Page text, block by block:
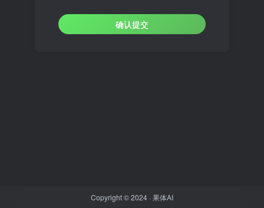
确认提交
Copyright © 2024 ·果体AI